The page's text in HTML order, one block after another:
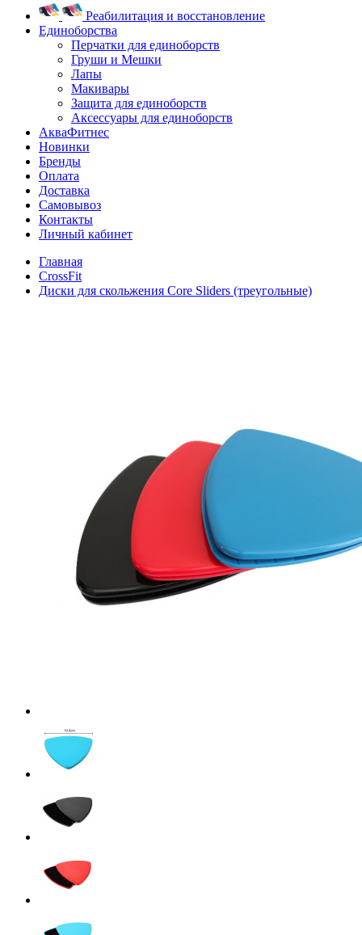
Реабилитация и восстановление
Единоборства
Перчатки для единоборств
Груши и Мешки
Лапы
Макивары
Защита для единоборств
Аксессуары для единоборств
АкваФитнес
Новинки
Бренды
Оплата
Доставка
Самовывоз
Контакты
Личный кабинет
Главная
CrossFit
Диски для скольжения Core Sliders (треугольные)